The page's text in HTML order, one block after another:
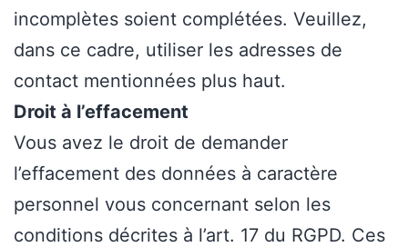
incomplètes soient complétées. Veuillez,
dans ce cadre, utiliser les adresses de
contact mentionnées plus haut.
Droit à l’effacement
Vous avez le droit de demander
l’effacement des données à caractère
personnel vous concernant selon les
conditions décrites à l’art. 17 du RGPD. Ces